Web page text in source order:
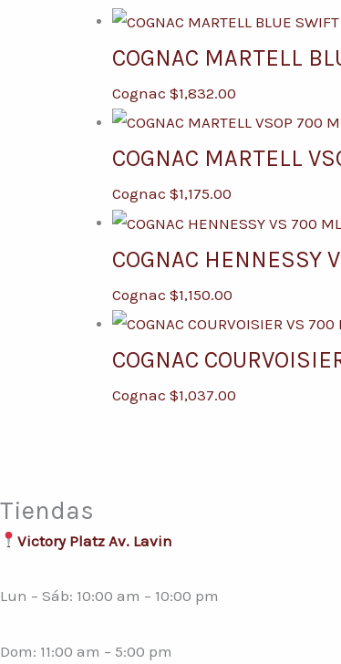
COGNAC MARTELL
Cognac $1,832.00
COGNAC MARTELL
Cognac $1,175.00
COGNAC HENNESSY
Cognac $1,150.00
COGNAC
Cognac $1,037.00
Tiendas
Victory Platz Av. Lavin
Lun – Sáb: 10:00 am – 10:00 pm
Dom: 11:00 am – 5:00 pm